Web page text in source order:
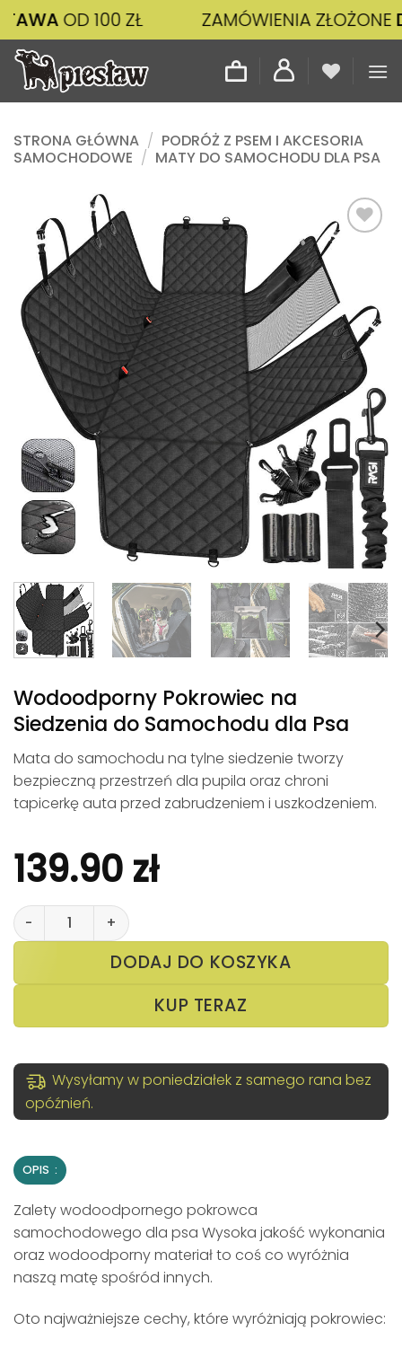
Przewiń
do
zawartości
100 ZŁ ZAMÓWIENIA ZŁOŻONEDO 14:00
STRONA GŁÓWNA / PODRÓŻ Z PSEM I AKCESORIA
SAMOCHODOWE / MATY DO SAMOCHODU DLA PSA
życzeń
Wodoodporny Pokrowiec na
Siedzenia do Samochodu dla Psa
Mata do samochodu na tylne siedzenie tworzy
bezpieczną przestrzeń dla pupila oraz chroni
tapicerkę auta przed zabrudzeniem i uszkodzeniem.
139.90 zł
ilość Wodoodporny Pokrowiec na Siedzenia do
DODAJ DO KOSZYKA
KUP TERAZ
Wysyłamy w poniedziałek z samego rana bez
opóźnień.
OPIS
Zalety wodoodpornego pokrowca
samochodowego dla psa Wysoka jakość wykonania
oraz wodoodporny materiał to coś co wyróżnia
naszą matę spośród innych.
Oto najważniejsze cechy, które wyróżniają pokrowiec: